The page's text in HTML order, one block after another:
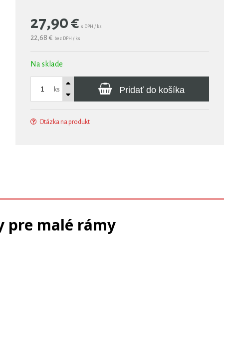
27,90€ s DPH / ks
22,68 € bez DPH / ks
Na sklade
ks Pridať do košíka
Otázka na produkt
pre malé rámy